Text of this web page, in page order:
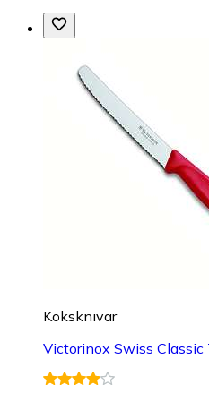
Köksknivar
Victorinox Swiss